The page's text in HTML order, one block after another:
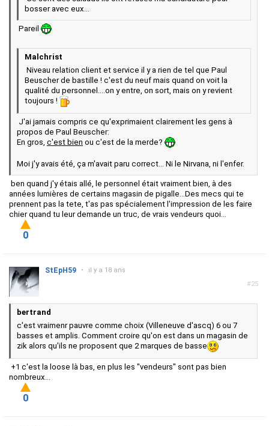
bosser avec eux...
Pareil
Malchrist
Niveau relation client et service il y a rien de tel que Paul
Beuscher de bastille ! c'est du neuf mais quand on voit la
qualité du personnel....on y entre, on sort, mais on y revient
toujours !
J'ai jamais compris ce qu'exprimaient clairement les gens à
propos de Paul Beuscher:
En gros, c'est bien ou c'est de la merde?
Moi j'y avais été, ça m'avait paru correct... Ni le Nirvana, ni l'enfer.
ben quand j'y étais allé, le personnel était vraiment bien, à des
années lumières de certains magasin de pigalle...Des mecs qui te
prennent pas la tete, t'as pas spécialement l'impression de les faire
chier quand tu leur demande un truc, de vrais vendeurs quoi...
0
#25
StEpH59 • il y a 18 ans
bertrand
c'est vraimenr pauvre comme choix (Villeneuve d'ascq) 6 ou 7
basses et amplis. Comment croire qu'on est dans un magasin de
zik alors qu'ils ne proposent que 2 marques de basse
+1 c'est la loose là bas, en plus les "vendeurs" sont pas bien
nombreux...
0